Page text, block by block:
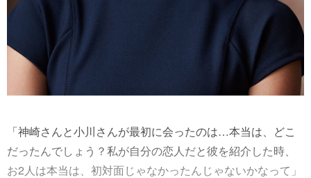
「神崎さんと小川さんが最初に会ったのは…本当は、どこ
だったんでしょう？私が自分の恋人だと彼を紹介した時、
お2人は本当は、初対面じゃなかったんじゃないかなって」